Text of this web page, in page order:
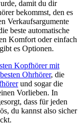
damit du dir
bekommst, den es
Verkaufsargumente
beste automatische
Komfort oder einfach
es Optionen.
Kopfhörer mit
besten Ohrhörer, die
und sogar die
Vorlieben. In
dass für jeden
du kannst also sicher